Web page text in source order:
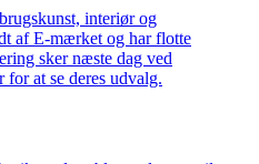
interiør og
af E-mærket og har flotte
sker næste dag ved
at se deres udvalg.